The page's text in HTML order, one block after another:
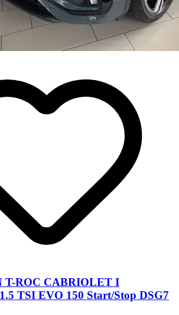
T-ROC CABRIOLET I
TSI EVO 150 Start/Stop DSG7